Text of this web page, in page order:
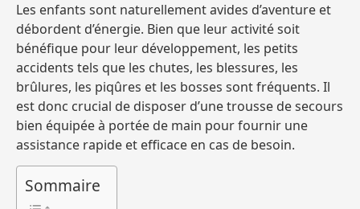
Les enfants sont naturellement avides d’aventure et
débordent d’énergie. Bien que leur activité soit
bénéfique pour leur développement, les petits
accidents tels que les chutes, les blessures, les
brûlures, les piqûres et les bosses sont fréquents. Il
est donc crucial de disposer d’une trousse de secours
bien équipée à portée de main pour fournir une
assistance rapide et efficace en cas de besoin.
Sommaire